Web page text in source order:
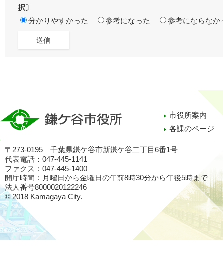
択〕
分かりやすかった
参考になった 参考にならなか
市役所案内
各課のページ
〒273-0195 千葉県鎌ケ谷市新鎌ケ谷二丁目6番1号
代表電話：047-445-1141
ファクス：047-445-1400
開庁時間：月曜日から金曜日の午前8時30分から午後5時まで
法人番号8000020122246
© 2018 Kamagaya City.